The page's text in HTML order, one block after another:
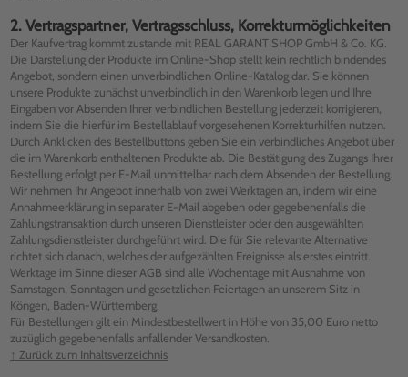
2. Vertragspartner, Vertragsschluss, Korrekturmöglichkeiten
Der Kaufvertrag kommt zustande mit REAL GARANT SHOP GmbH & Co. KG.
Die Darstellung der Produkte im Online-Shop stellt kein rechtlich bindendes
Angebot, sondern einen unverbindlichen Online-Katalog dar. Sie können
unsere Produkte zunächst unverbindlich in den Warenkorb legen und Ihre
Eingaben vor Absenden Ihrer verbindlichen Bestellung jederzeit korrigieren,
indem Sie die hierfür im Bestellablauf vorgesehenen Korrekturhilfen nutzen.
Durch Anklicken des Bestellbuttons geben Sie ein verbindliches Angebot über
die im Warenkorb enthaltenen Produkte ab. Die Bestätigung des Zugangs Ihrer
Bestellung erfolgt per E-Mail unmittelbar nach dem Absenden der Bestellung.
Wir nehmen Ihr Angebot innerhalb von zwei Werktagen an, indem wir eine
Annahmeerklärung in separater E-Mail abgeben oder gegebenenfalls die
Zahlungstransaktion durch unseren Dienstleister oder den ausgewählten
Zahlungsdienstleister durchgeführt wird. Die für Sie relevante Alternative
richtet sich danach, welches der aufgezählten Ereignisse als erstes eintritt.
Werktage im Sinne dieser AGB sind alle Wochentage mit Ausnahme von
Samstagen, Sonntagen und gesetzlichen Feiertagen an unserem Sitz in
Köngen, Baden-Württemberg.
Für Bestellungen gilt ein Mindestbestellwert in Höhe von 35,00 Euro netto
zuzüglich gegebenenfalls anfallender Versandkosten.
↑ Zurück zum Inhaltsverzeichnis